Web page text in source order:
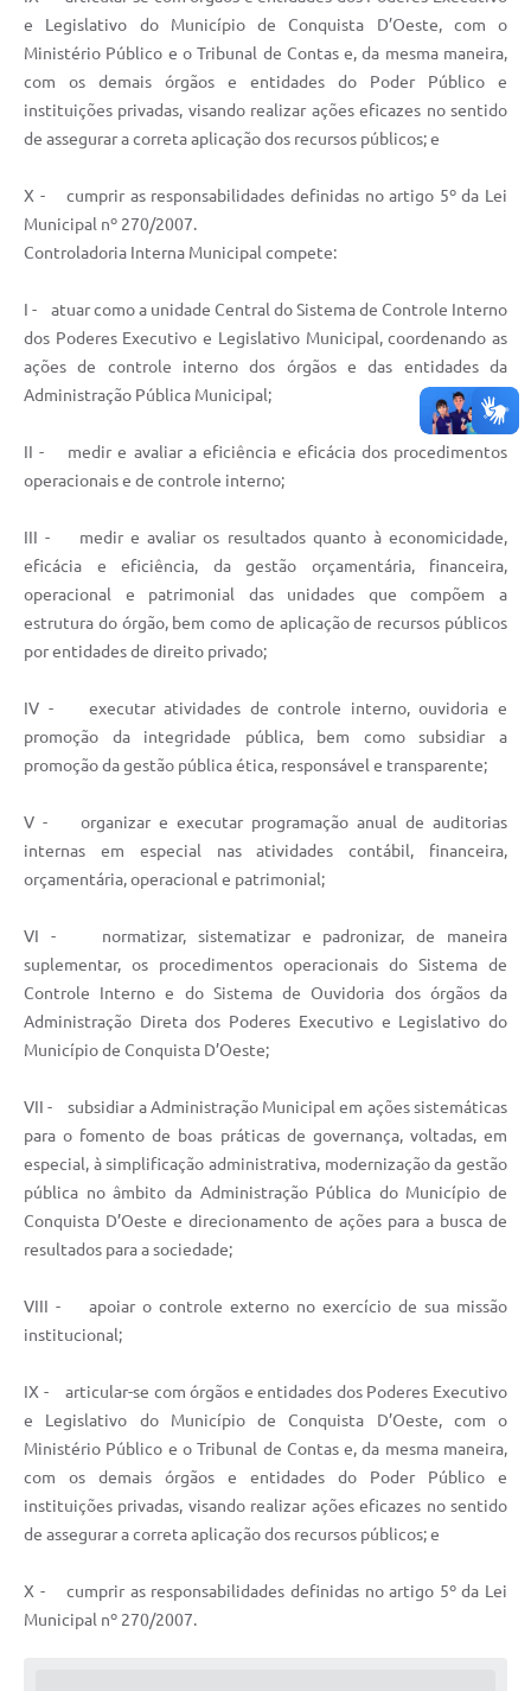
e Legislativo do Município de Conquista D’Oeste, com o
Ministério Público e o Tribunal de Contas e, da mesma maneira,
com os demais órgãos e entidades do Poder Público e
instituições privadas, visando realizar ações eficazes no sentido
de assegurar a correta aplicação dos recursos públicos; e
X - cumprir as responsabilidades definidas no artigo 5º da Lei
Municipal nº 270/2007.
Controladoria Interna Municipal compete:
I - atuar como a unidade Central do Sistema de Controle Interno
dos Poderes Executivo e Legislativo Municipal, coordenando as
ações de controle interno dos órgãos e das entidades da
Administração Pública Municipal;
II - medir e avaliar a eficiência e eficácia dos procedimentos
operacionais e de controle interno;
III - medir e avaliar os resultados quanto à economicidade,
eficácia e eficiência, da gestão orçamentária, financeira,
operacional e patrimonial das unidades que compõem a
estrutura do órgão, bem como de aplicação de recursos públicos
por entidades de direito privado;
IV - executar atividades de controle interno, ouvidoria e
promoção da integridade pública, bem como subsidiar a
promoção da gestão pública ética, responsável e transparente;
V - organizar e executar programação anual de auditorias
internas em especial nas atividades contábil, financeira,
orçamentária, operacional e patrimonial;
VI - normatizar, sistematizar e padronizar, de maneira
suplementar, os procedimentos operacionais do Sistema de
Controle Interno e do Sistema de Ouvidoria dos órgãos da
Administração Direta dos Poderes Executivo e Legislativo do
Município de Conquista D’Oeste;
VII - subsidiar a Administração Municipal em ações sistemáticas
para o fomento de boas práticas de governança, voltadas, em
especial, à simplificação administrativa, modernização da gestão
pública no âmbito da Administração Pública do Município de
Conquista D’Oeste e direcionamento de ações para a busca de
resultados para a sociedade;
VIII - apoiar o controle externo no exercício de sua missão
institucional;
IX - articular-se com órgãos e entidades dos Poderes Executivo
e Legislativo do Município de Conquista D’Oeste, com o
Ministério Público e o Tribunal de Contas e, da mesma maneira,
com os demais órgãos e entidades do Poder Público e
instituições privadas, visando realizar ações eficazes no sentido
de assegurar a correta aplicação dos recursos públicos; e
X - cumprir as responsabilidades definidas no artigo 5º da Lei
Municipal nº 270/2007.